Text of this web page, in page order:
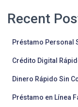
Recent
Préstamo Personal
Crédito Digital
Dinero Rápido Sin
Préstamo en Línea